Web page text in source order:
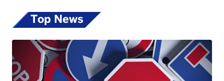
Top News